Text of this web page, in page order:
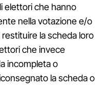
elettori che hanno
nella votazione e/o
restituire la scheda loro
che invece
incompleta o
la scheda o